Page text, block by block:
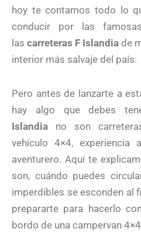
hoy te contamos todo lo
conducir por las
las carreteras F Islandia de
interior más salvaje del país.
Pero antes de lanzarte a
hay algo que debes
Islandia no son
vehículo 4×4,
aventurero. Aquí te
son, cuándo puedes
imperdibles se esconden al
prepararte para hacerlo
bordo de una campervan